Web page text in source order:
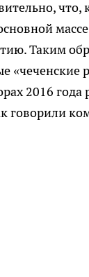
что,
Таким
«чеченские
2016 года
говорили